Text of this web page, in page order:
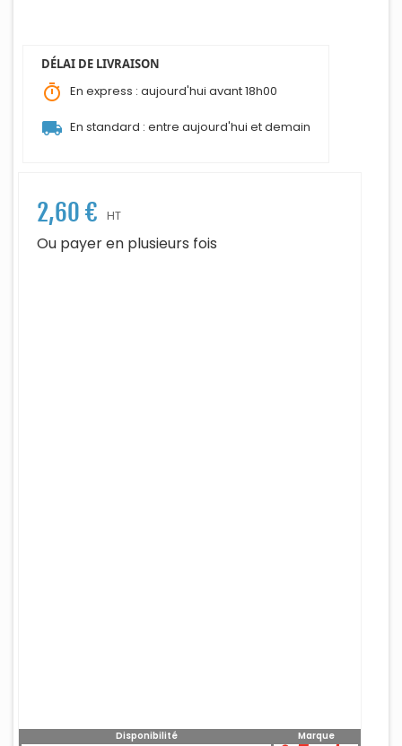
DÉLAI DE LIVRAISON
timer En express : aujourd'hui avant 18h00
local_shipping En standard : entre aujourd'hui et demain
2,60 € HT
Ou payer en plusieurs fois
Disponibilité Marque